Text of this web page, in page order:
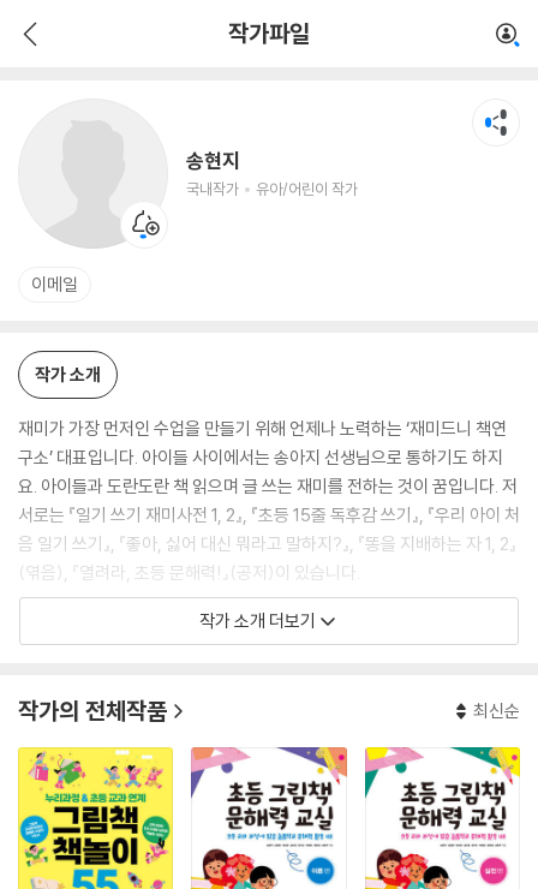
작가파일
송현지
국내작가 유아/어린이 작가
유아/어린이 작가
이메일
작가 소개
재미가 가장 먼저인 수업을 만들기 위해 언제나 노력하는 ‘재미드니 책연
구소’ 대표입니다. 아이들 사이에서는 송아지 선생님으로 통하기도 하지
요. 아이들과 도란도란 책 읽으며 글 쓰는 재미를 전하는 것이 꿈입니다. 저
서로는 『일기 쓰기 재미사전 1, 2』, 『초등 15줄 독후감 쓰기』, 『우리 아이 처
음 일기 쓰기』, 『좋아, 싫어 대신 뭐라고 말하지?』, 『똥을 지배하는 자 1, 2』
(엮음), 『열려라, 초등 문해력!』(공저)이 있습니다.
작가 소개 더보기
작가의 전체작품 최신순